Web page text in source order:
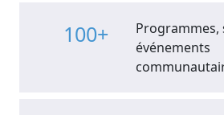
100+
Programmes,
événements